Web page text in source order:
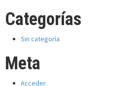
Categorías
Sin categoría
Meta
Acceder